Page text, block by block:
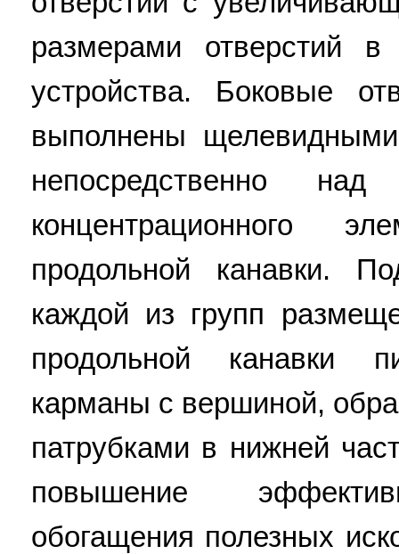
размерами отверстий в
устройства. Боковые
выполнены
непосредственно
концентрационного
продольной канавки.
каждой из групп
продольной канавки
карманы с вершиной,
патрубками в нижней
повышение
обогащения полезных